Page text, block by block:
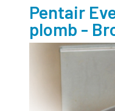
Pentair
plomb -